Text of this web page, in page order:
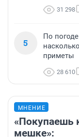
31 298
5
По
приметы
28 610
МНЕНИЕ
«Покупаешь
мешке»: